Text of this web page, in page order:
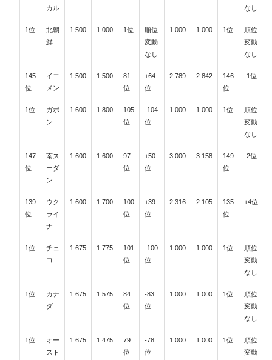
カル
なし
1位
北朝
鮮
1.500 1.000 1位
順位
変動
なし
1.000 1.000 1位
順位
変動
なし
145
位
イエ
メン
1.500 1.500
81
位
+64
位
2.789 2.842
146
位
-1位
1位
ガボ
ン
1.600 1.800
105
位
-104
位
1.000 1.000 1位
順位
変動
なし
147
位
南ス
ーダ
ン
1.600 1.600
97
位
+50
位
3.000 3.158
149
位
-2位
139
位
ウク
ライ
ナ
1.600 1.700
100
位
+39
位
2.316 2.105
135
位
+4位
1位
チェ
コ
1.675 1.775
101
位
-100
位
1.000 1.000 1位
順位
変動
なし
1位
カナ
ダ
1.675 1.575
84
位
-83
位
1.000 1.000 1位
順位
変動
なし
1位
オー
スト
1.675 1.475
79
位
-78
位
1.000 1.000 1位
順位
変動